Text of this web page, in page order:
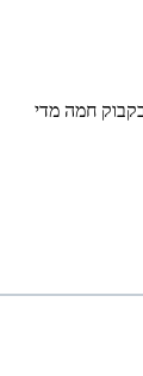
חמה מדי